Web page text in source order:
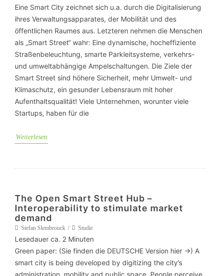
Eine Smart City zeichnet sich u.a. durch die Digitalisierung
ihres Verwaltungsapparates, der Mobilität und des
öffentlichen Raumes aus. Letzteren nehmen die Menschen
als „Smart Street“ wahr: Eine dynamische, hocheffiziente
Straßenbeleuchtung, smarte Parkleitsysteme, verkehrs-
und umweltabhängige Ampelschaltungen. Die Ziele der
Smart Street sind höhere Sicherheit, mehr Umwelt- und
Klimaschutz, ein gesunder Lebensraum mit hoher
Aufenthaltsqualität! Viele Unternehmen, worunter viele
Startups, haben für die
Weiterlesen
The Open Smart Street Hub –
Interoperability to stimulate market
demand
Stefan Slembrouck Studie
Lesedauer ca. 2 Minuten
Green paper: (Sie finden die DEUTSCHE Version hier ->) A
smart city is being developed by digitizing the city’s
administration, mobility and public space. People perceive